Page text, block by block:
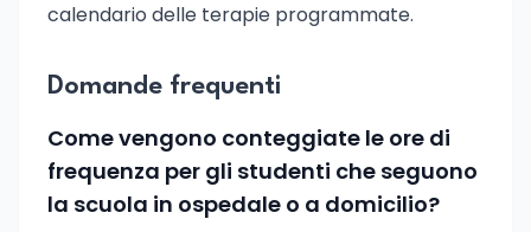
calendario delle terapie programmate.
Domande frequenti
Come vengono conteggiate le ore di
frequenza per gli studenti che seguono
la scuola in ospedale o a domicilio?